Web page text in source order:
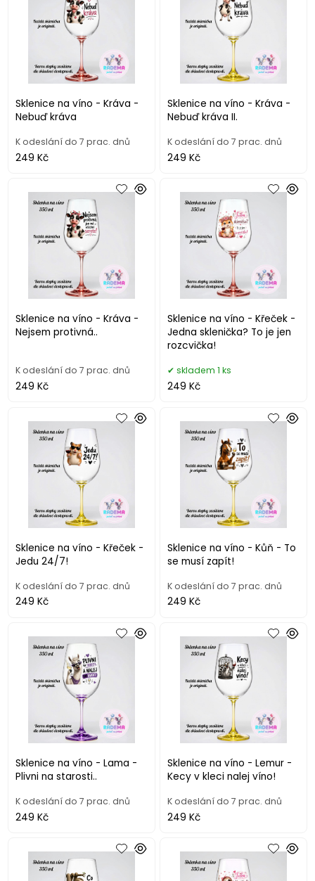
Sklenice na víno - Kráva -
Nebuď kráva
K odeslání do 7 prac. dnů
249 Kč
Sklenice na víno - Kráva -
Nebuď kráva II.
K odeslání do 7 prac. dnů
249 Kč
Sklenice na víno - Kráva -
Nejsem protivná..
K odeslání do 7 prac. dnů
249 Kč
Sklenice na víno - Křeček -
Jedna sklenička? To je jen
rozcvička!
skladem 1 ks
249 Kč
Sklenice na víno - Křeček -
Jedu 24/7!
K odeslání do 7 prac. dnů
249 Kč
Sklenice na víno - Kůň - To
se musí zapít!
K odeslání do 7 prac. dnů
249 Kč
Sklenice na víno - Lama -
Plivni na starosti..
K odeslání do 7 prac. dnů
249 Kč
Sklenice na víno - Lemur -
Kecy v kleci nalej víno!
K odeslání do 7 prac. dnů
249 Kč